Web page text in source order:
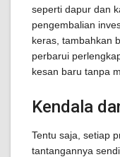
seperti dapur dan
pengembalian
keras, tambahkan
perbarui
kesan baru tanpa
Kendala
Tentu saja, setiap
tantangannya